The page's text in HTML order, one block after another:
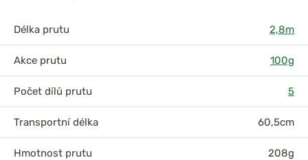
Délka prutu 2,8m
Akce prutu 100g
Počet dílů prutu 5
Transportní délka 60,5cm
Hmotnost prutu 208g